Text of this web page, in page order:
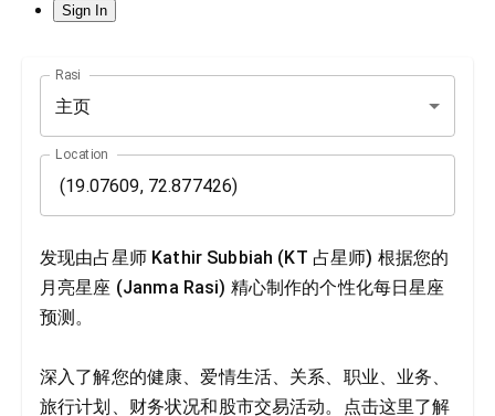
Sign In
Rasi
主页
Location
发现由占星师 Kathir Subbiah (KT 占星师) 根据您的
月亮星座 (Janma Rasi) 精心制作的个性化每日星座
预测。
深入了解您的健康、爱情生活、关系、职业、业务、
旅行计划、财务状况和股市交易活动。点击这里了解